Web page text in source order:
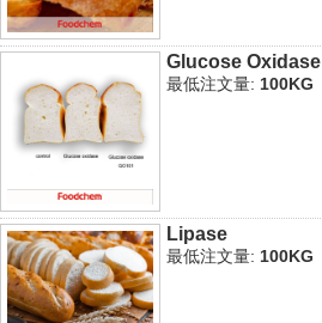
Glucose Oxidase
最低注文量: 100KG
Lipase
最低注文量:100KG